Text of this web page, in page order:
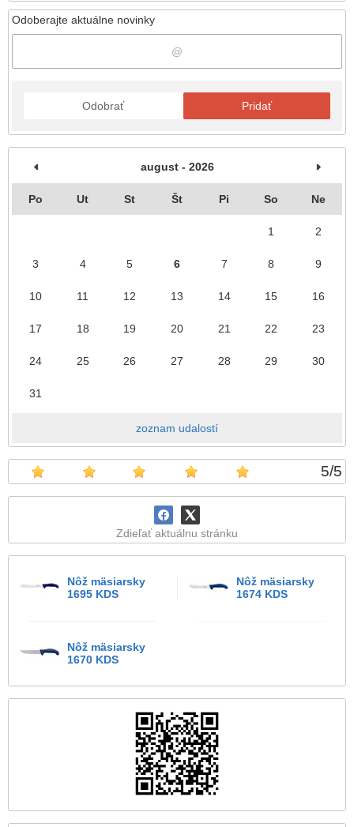
Odoberajte aktuálne novinky
Odobrať Pridať
august - 2026
Po Ut St Št Pi So Ne
1 2
3 4 5 6 7 8 9
10 11 12 13 14 15 16
17 18 19 20 21 22 23
24 25 26 27 28 29 30
31
zoznam udalostí
5/5
Zdieľať aktuálnu stránku
Nôž mäsiarsky
1695 KDS
Nôž mäsiarsky
1674 KDS
Nôž mäsiarsky
1670 KDS